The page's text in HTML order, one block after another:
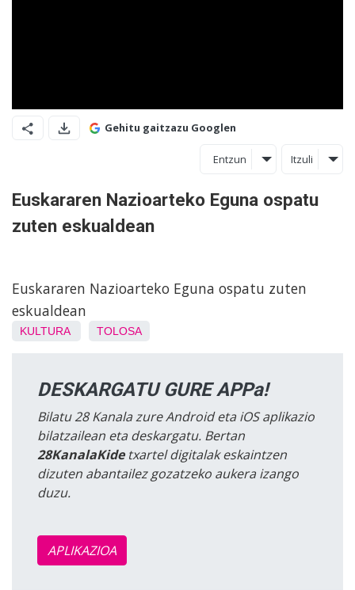
Gehitu gaitzazu Googlen
Entzun Itzuli
Euskararen Nazioarteko Eguna ospatu
zuten eskualdean
Euskararen Nazioarteko Eguna ospatu zuten
eskualdean
KULTURA TOLOSA
DESKARGATU GURE APPa!
Bilatu 28 Kanala zure Android eta iOS aplikazio
bilatzailean eta deskargatu. Bertan
28KanalaKidetxartel digitalak eskaintzen
dizuten abantailez gozatzeko aukera izango
duzu.
APLIKAZIOA